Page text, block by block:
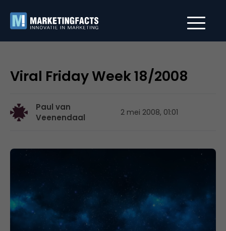
Viral Friday Week 18/2008
Paul van
Veenendaal
2 mei 2008, 01:01